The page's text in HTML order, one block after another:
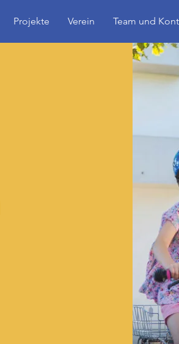
Projekte Verein Team und